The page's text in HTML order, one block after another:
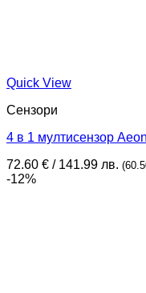
Quick View
Сензори
4 в 1 мултисензор
72.60 € / 141.99 лв. (
-12%